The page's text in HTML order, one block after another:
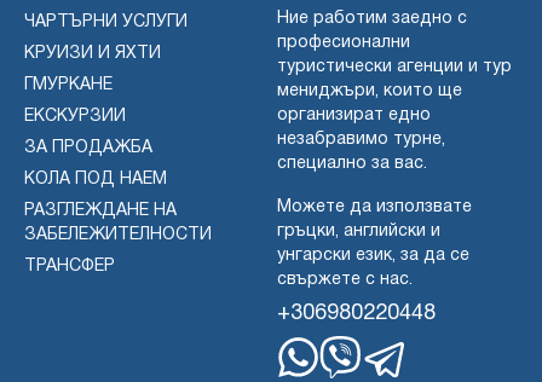
ЧАРТЪРНИ УСЛУГИ
КРУИЗИ И ЯХТИ
ГМУРКАНЕ
ЕКСКУРЗИИ
ЗА ПРОДАЖБА
КОЛА ПОД НАЕМ
РАЗГЛЕЖДАНЕ НА
ЗАБЕЛЕЖИТЕЛНОСТИ
ТРАНСФЕР
Ние работим заедно с
професионални
туристически агенции и тур
мениджъри, които ще
организират едно
незабравимо турне,
специално за вас.
Можете да използвате
гръцки, английски и
унгарски език, за да се
свържете с нас.
+306980220448